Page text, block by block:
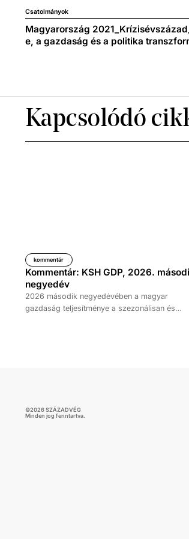
Csatolmányok
Magyarország
e, a gazdaság és a politika
Kapcsolódó
kommentár
Kommentár: KSH GDP, 2026.
negyedév
2026 második negyedévében a magyar
gazdaság teljesítménye a szezonálisan és
©2026SZÁZADVÉG
Minden jog fenntartva.